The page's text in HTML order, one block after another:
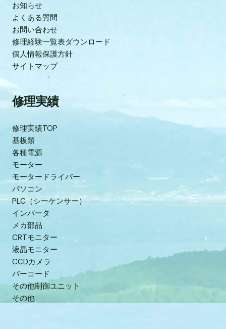
お知らせ
よくある質問
お問い合わせ
修理経験一覧表ダウンロード
個人情報保護方針
サイトマップ
修理実績
修理実績TOP
基板類
各種電源
モーター
モータードライバー
パソコン
PLC（シーケンサー）
インバータ
メカ部品
CRTモニター
液晶モニター
CCDカメラ
バーコード
その他制御ユニット
その他